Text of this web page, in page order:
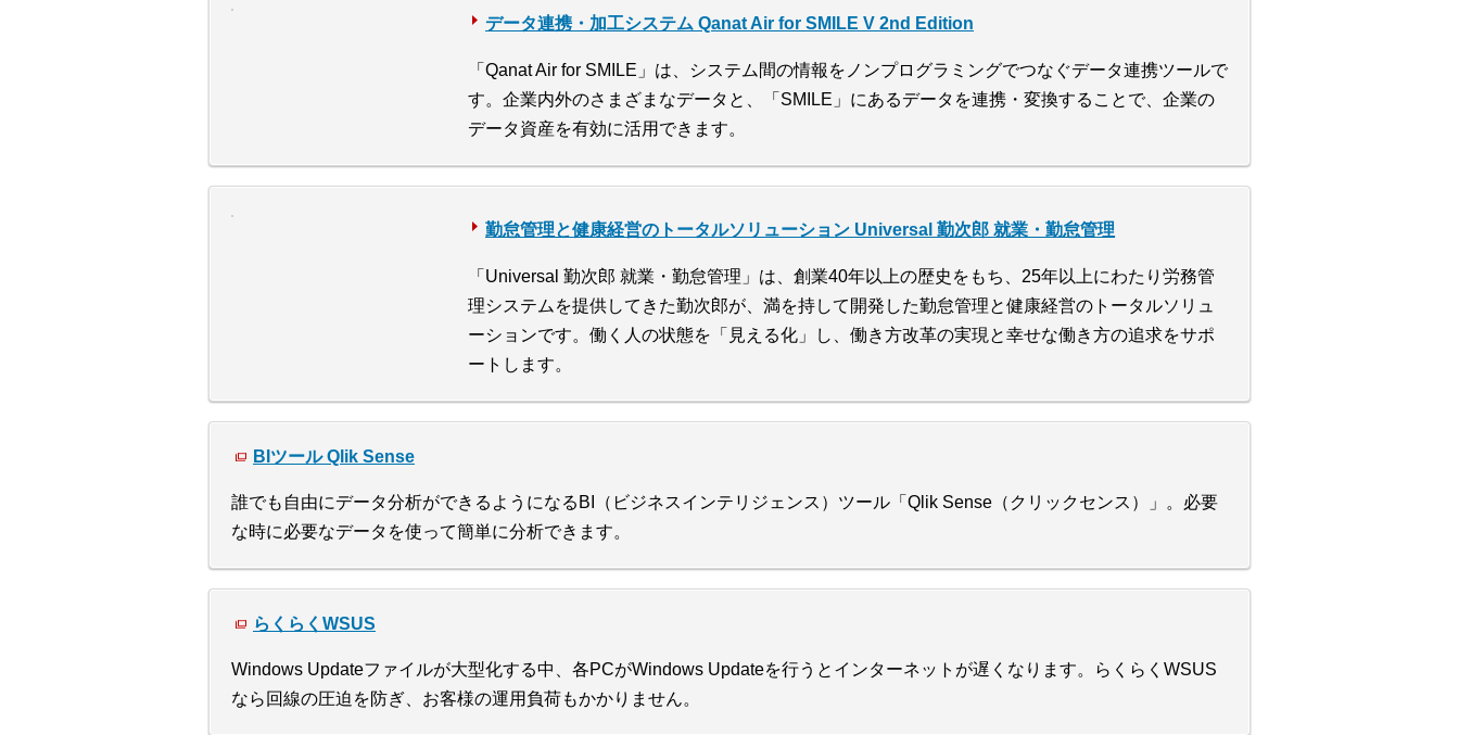
データ連携・加工システム Qanat Air for SMILE V 2nd Edition
「Qanat Air for SMILE」は、システム間の情報をノンプログラミングでつなぐデータ連携ツールで
す。企業内外のさまざまなデータと、「SMILE」にあるデータを連携・変換することで、企業の
データ資産を有効に活用できます。
勤怠管理と健康経営のトータルソリューション Universal 勤次郎 就業・勤怠管理
「Universal 勤次郎 就業・勤怠管理」は、創業40年以上の歴史をもち、25年以上にわたり労務管
理システムを提供してきた勤次郎が、満を持して開発した勤怠管理と健康経営のトータルソリュ
ーションです。働く人の状態を「見える化」し、働き方改革の実現と幸せな働き方の追求をサポ
ートします。
BIツール Qlik Sense
誰でも自由にデータ分析ができるようになるBI（ビジネスインテリジェンス）ツール「Qlik Sense（クリックセンス）」。必要
な時に必要なデータを使って簡単に分析できます。
らくらくWSUS
Windows Updateファイルが大型化する中、各PCがWindows Updateを行うとインターネットが遅くなります。らくらくWSUS
なら回線の圧迫を防ぎ、お客様の運用負荷もかかりません。